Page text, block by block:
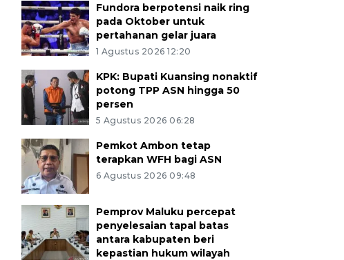
Fundora berpotensi naik ring
pada Oktober untuk
pertahanan gelar juara
1 Agustus 2026 12:20
KPK: Bupati Kuansing nonaktif
potong TPP ASN hingga 50
persen
5 Agustus 2026 06:28
Pemkot Ambon tetap
terapkan WFH bagi ASN
6 Agustus 2026 09:48
Pemprov Maluku percepat
penyelesaian tapal batas
antara kabupaten beri
kepastian hukum wilayah